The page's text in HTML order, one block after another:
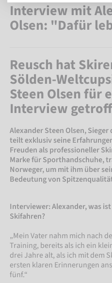
Interview mit
Olsen: "Dafür
Reusch hat
Sölden-
Steen Olsen für
Interview
Alexander Steen Olsen,
teilt exklusiv seine
Freuden als professioneller
Marke für Sporthandschuhe,
Norweger, um mit ihm über
Bedeutung von
Interviewer: Alexander, was
Skifahren?
„Mein Vater nahm mich nach
Training, bereits als ich ein
drei Jahre alt, als ich mit dem
ersten klaren Erinnerungen
fünf.“